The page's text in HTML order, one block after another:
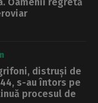
distruși de
s-au întors pe
procesul de